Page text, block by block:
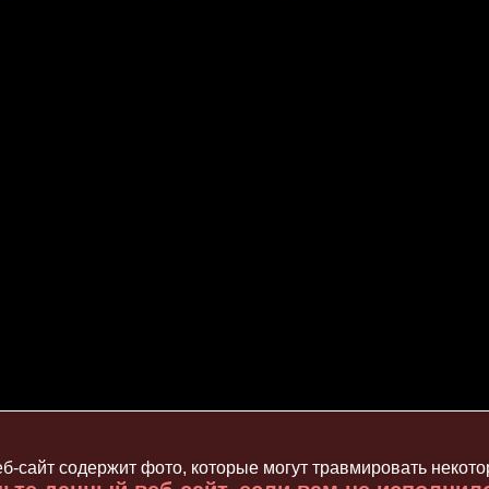
сайт содержит фото, которые могут травмировать